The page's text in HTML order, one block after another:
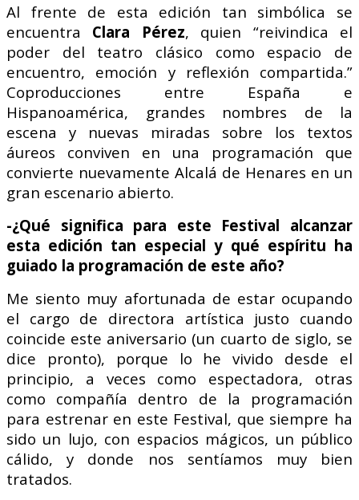
Al frente de esta edición tan simbólica se
encuentra Clara Pérez, quien “reivindica el
poder del teatro clásico como espacio de
encuentro, emoción y reflexión compartida.”
Coproducciones entre España e
Hispanoamérica, grandes nombres de la
escena y nuevas miradas sobre los textos
áureos conviven en una programación que
convierte nuevamente Alcalá de Henares en un
gran escenario abierto.
-¿Qué significa para este Festival alcanzar
esta edición tan especial y qué espíritu ha
guiado la programación de este año?
Me siento muy afortunada de estar ocupando
el cargo de directora artística justo cuando
coincide este aniversario (un cuarto de siglo, se
dice pronto), porque lo he vivido desde el
principio, a veces como espectadora, otras
como compañía dentro de la programación
para estrenar en este Festival, que siempre ha
sido un lujo, con espacios mágicos, un público
cálido, y donde nos sentíamos muy bien
tratados.